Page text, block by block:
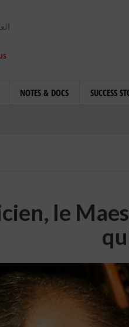
NOTES & DOCS SUCCESS
le